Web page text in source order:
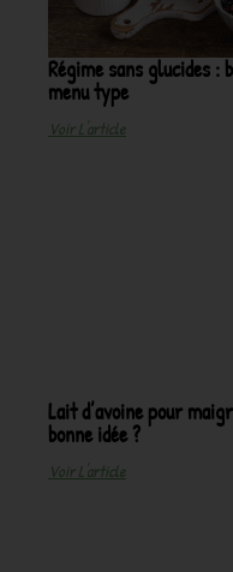
Régime sans glucides
menu type
Voir L'article
Lait d’avoine pour
bonne idée ?
Voir L'article